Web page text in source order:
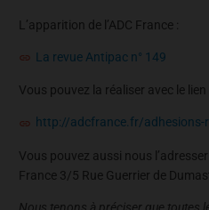
L’apparition de l’ADC France :
La revue Antipac n° 149
Vous pouvez la réaliser avec le
http://adcfrance.fr/adhesions-
Vous pouvez aussi nous l’adresser
France 3/5 Rue Guerrier de
Nous tenons à préciser que toutes